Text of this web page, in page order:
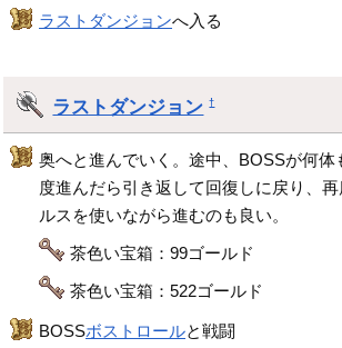
ラストダンジョンへ入る
ラストダンジョン †
奥へと進んでいく。途中、BOSSが何体
度進んだら引き返して回復しに戻り、
ルスを使いながら進むのも良い。
茶色い宝箱：99ゴールド
茶色い宝箱：522ゴールド
BOSSボストロールと戦闘